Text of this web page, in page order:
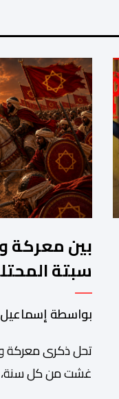
الحسن، أن
بين معركة
سبتة
الحرب
بواسطة
تحل ذكرى معركة
غشت من كل سنة،